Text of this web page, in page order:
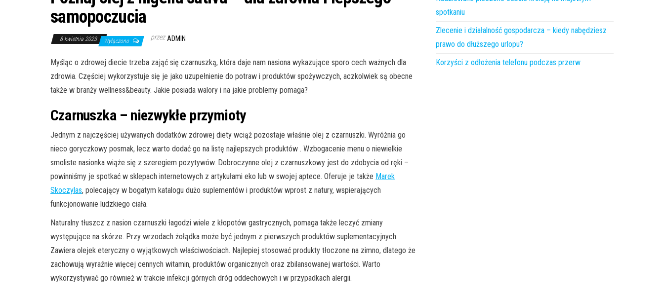
samopoczucia
8 kwietnia 2023 Wyłączono przez ADMIN
Myśląc o zdrowej diecie trzeba zająć się czarnuszką, która daje nam nasiona wykazujące sporo cech ważnych dla
zdrowia. Częściej wykorzystuje się je jako uzupełnienie do potraw i produktów spożywczych, aczkolwiek są obecne
także w branży wellness&beauty. Jakie posiada walory i na jakie problemy pomaga?
Czarnuszka – niezwykłe przymioty
Jednym z najczęściej używanych dodatków zdrowej diety wciąż pozostaje właśnie olej z czarnuszki. Wyróżnia go
nieco goryczkowy posmak, lecz warto dodać go na listę najlepszych produktów . Wzbogacenie menu o niewielkie
smoliste nasionka wiąże się z szeregiem pozytywów. Dobroczynne olej z czarnuszkowy jest do zdobycia od ręki –
powinniśmy je spotkać w sklepach internetowych z artykułami eko lub w swojej aptece. Oferuje je także Marek
Skoczylas, polecający w bogatym katalogu dużo suplementów i produktów wprost z natury, wspierających
funkcjonowanie ludzkiego ciała.
Naturalny tłuszcz z nasion czarnuszki łagodzi wiele z kłopotów gastrycznych, pomaga także leczyć zmiany
występujące na skórze. Przy wrzodach żołądka może być jednym z pierwszych produktów suplementacyjnych.
Zawiera olejek eteryczny o wyjątkowych właściwościach. Najlepiej stosować produkty tłoczone na zimno, dlatego że
zachowują wyraźnie więcej cennych witamin, produktów organicznych oraz zbilansowanej wartości. Warto
wykorzystywać go również w trakcie infekcji górnych dróg oddechowych i w przypadkach alergii.
spotkaniu
Zlecenie i działalność gospodarcza – kiedy nabędziesz
prawo do dłuższego urlopu?
Korzyści z odłożenia telefonu podczas przerw